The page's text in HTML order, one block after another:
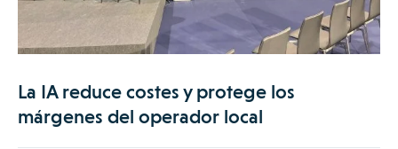
La IA reduce costes y protege los
márgenes del operador local